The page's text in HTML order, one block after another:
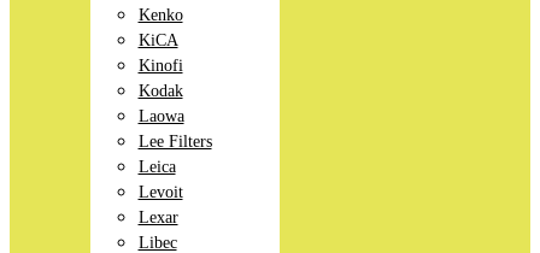
Kenko
KiCA
Kinofi
Kodak
Laowa
Lee Filters
Leica
Levoit
Lexar
Libec